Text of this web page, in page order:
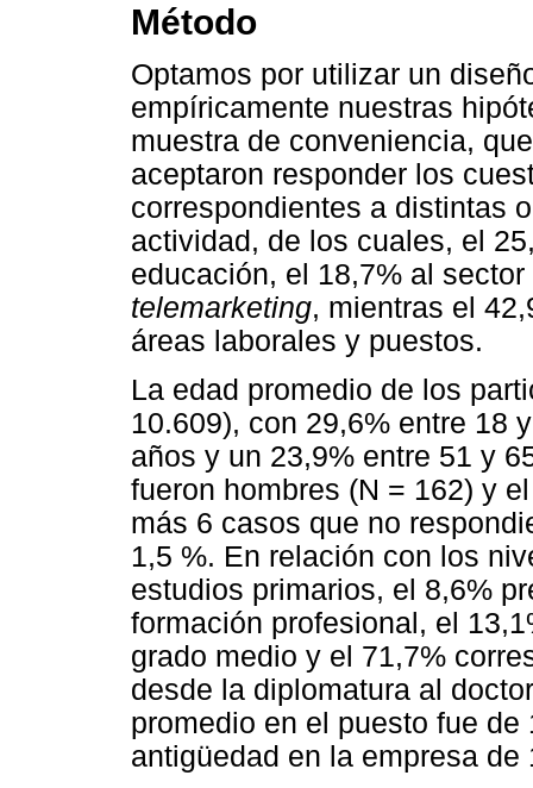
Método
Optamos por utilizar un
empíricamente nuestras
muestra de conveniencia,
aceptaron responder los
correspondientes a distintas
actividad, de los cuales, el
educación, el 18,7% al
telemarketing, mientras el
áreas laborales y puestos.
La edad promedio de los
10.609), con 29,6% entre 18
años y un 23,9% entre 51 y
fueron hombres (N = 162) y
más 6 casos que no
1,5 %. En relación con los
estudios primarios, el 8,6%
formación profesional, el
grado medio y el 71,7%
desde la diplomatura al
promedio en el puesto fue
antigüedad en la empresa